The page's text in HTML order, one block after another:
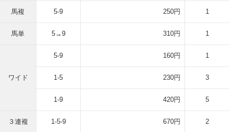
馬複 5-9 250円 1
馬単 5→9 310円 1
ワイド
5-9 160円 1
1-5 230円 3
1-9 420円 5
３連複 1-5-9 670円 2